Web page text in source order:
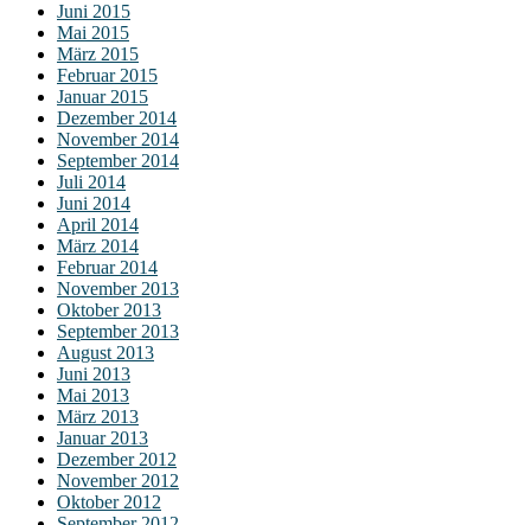
Juni 2015
Mai 2015
März 2015
Februar 2015
Januar 2015
Dezember 2014
November 2014
September 2014
Juli 2014
Juni 2014
April 2014
März 2014
Februar 2014
November 2013
Oktober 2013
September 2013
August 2013
Juni 2013
Mai 2013
März 2013
Januar 2013
Dezember 2012
November 2012
Oktober 2012